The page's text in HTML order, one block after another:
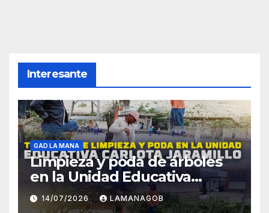
Interesante
GAD LA MANA
Limpieza y poda de árboles
en la Unidad Educativa
Carlota Jaramillo
14/07/2026 LAMANAGOB